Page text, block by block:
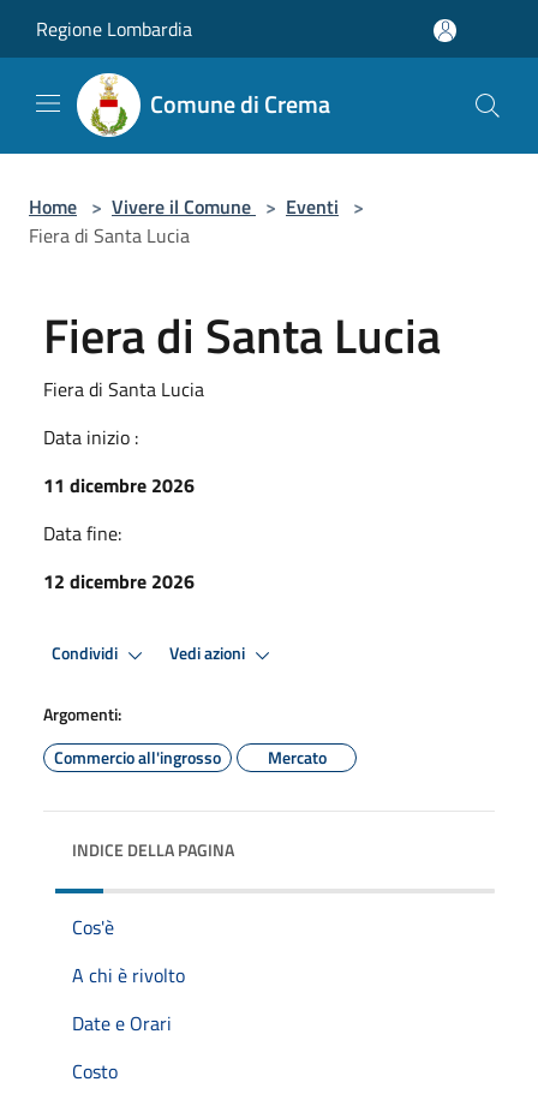
Regione Lombardia
Comune di Crema
Home > Vivere il Comune > Eventi >
Fiera di Santa Lucia
Fiera di Santa Lucia
Fiera di Santa Lucia
Data inizio :
11 dicembre 2026
Data fine:
12 dicembre 2026
Condividi Vedi azioni
Argomenti:
Commercio all'ingrosso
Mercato
INDICE DELLA PAGINA
Cos'è
A chi è rivolto
Date e Orari
Costo